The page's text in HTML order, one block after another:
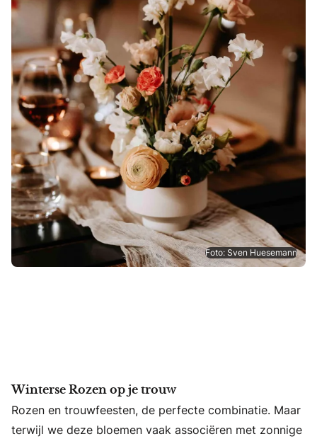
Foto: Sven Huesemann
Winterse Rozen op je trouw
Rozen en trouwfeesten, de perfecte combinatie. Maar
terwijl we deze bloemen vaak associëren met zonnige